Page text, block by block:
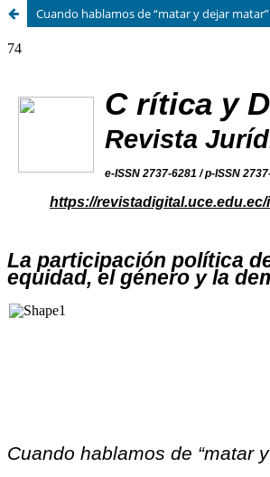
Cuando hablamos de “matar y dejar matar”